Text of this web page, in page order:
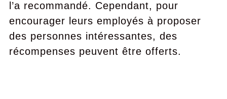
l’a recommandé. Cependant, pour
encourager leurs employés à proposer
des personnes intéressantes, des
récompenses peuvent être offerts.